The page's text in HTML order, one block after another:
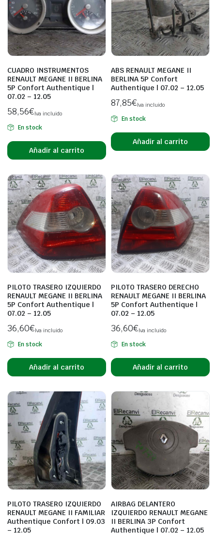
CUADRO INSTRUMENTOS
RENAULT MEGANE II BERLINA
5P Confort Authentique |
07.02 – 12.05
58,56€Iva incluido
En stock
Añadir al carrito
ABS RENAULT MEGANE II
BERLINA 5P Confort
Authentique | 07.02 – 12.05
87,85€Iva incluido
En stock
Añadir al carrito
PILOTO TRASERO IZQUIERDO
RENAULT MEGANE II BERLINA
5P Confort Authentique |
07.02 – 12.05
36,60€Iva incluido
En stock
Añadir al carrito
PILOTO TRASERO DERECHO
RENAULT MEGANE II BERLINA
5P Confort Authentique |
07.02 – 12.05
36,60€Iva incluido
En stock
Añadir al carrito
PILOTO TRASERO IZQUIERDO
RENAULT MEGANE II FAMILIAR
Authentique Confort | 09.03
– 12.05
AIRBAG DELANTERO
IZQUIERDO RENAULT MEGANE
II BERLINA 3P Confort
Authentique | 07.02 – 12.05